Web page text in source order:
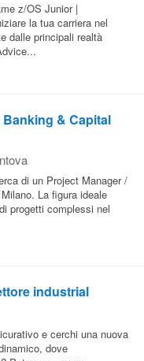
z/OS Junior |
la tua carriera nel
dalle principali realtà
& Capital
di un Project Manager /
La figura ideale
progetti complessi nel
industrial
e cerchi una nuova
dove